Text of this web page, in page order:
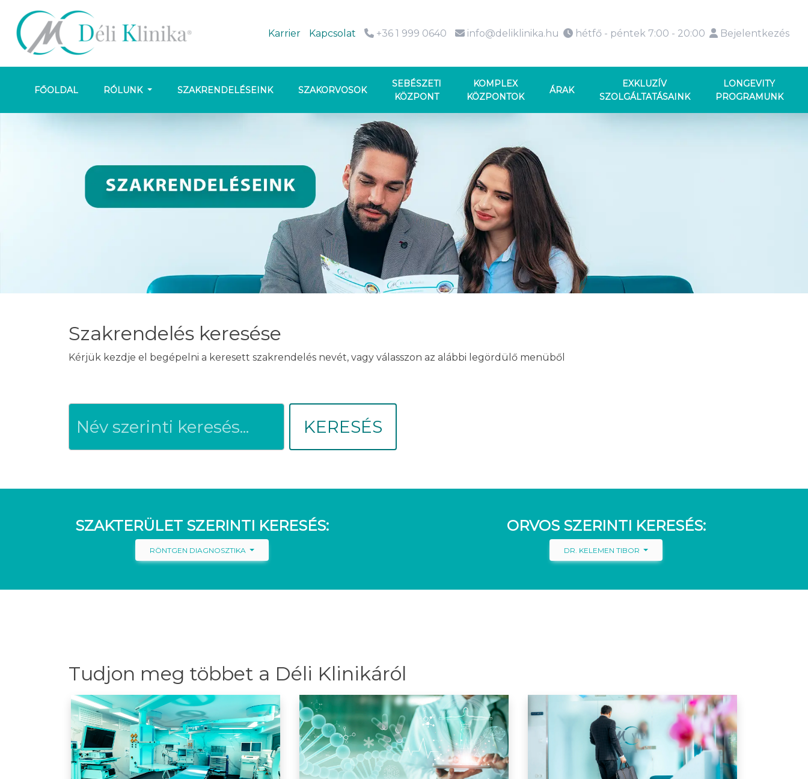
Karrier Kapcsolat +36 1 999 0640 info@deliklinika.hu hétfő - péntek 7:00 - 20:00 Bejelentkezés
FŐOLDAL RÓLUNK SZAKRENDELÉSEINK SZAKORVOSOK
SEBÉSZETI
KÖZPONT
KOMPLEX
KÖZPONTOK
ÁRAK
EXKLUZÍV
SZOLGÁLTATÁSAINK
LONGEVITY
PROGRAMUNK
Szakrendelés keresése
Kérjük kezdje el begépelni a keresett szakrendelés nevét, vagy válasszon az alábbi legördülő menüből
KERESÉS
SZAKTERÜLET SZERINTI KERESÉS:
RÖNTGEN DIAGNOSZTIKA
ORVOS SZERINTI KERESÉS:
DR. KELEMEN TIBOR
Tudjon meg többet a Déli Klinikáról